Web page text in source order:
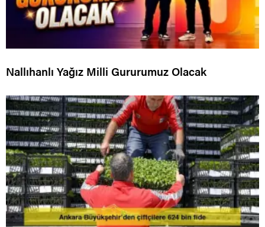
Nallıhanlı Yağız Milli Gururumuz Olacak